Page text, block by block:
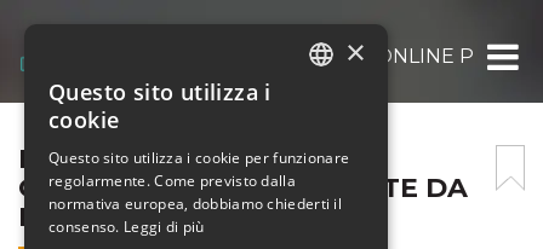
LABORATORIO DI CUCINA ONLINE PER
LABORATORIO DI CUCINA
ONLINE PER BIMBI: RICETTE DA
PAURA
×
Questo sito utilizza i
cookie
Questo sito utilizza i cookie per funzionare
regolarmente. Come previsto dalla
normativa europea, dobbiamo chiederti il
consenso. Leggi di più